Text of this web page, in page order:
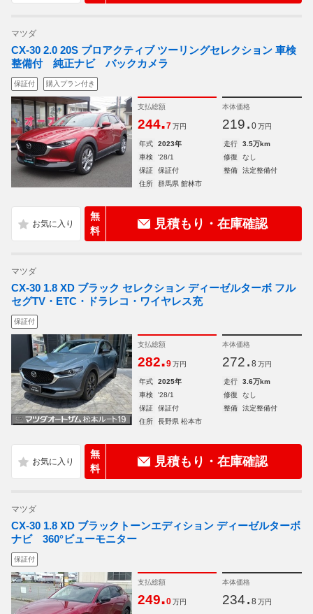
マツダ
CX-30 2.0 20S プロアクティブ ツーリングセレクション 車検
整備付 純正ナビ バックカメラ
保証付 購入プラン付き
支払総額
244.7 万円
本体価格
219. 0 万円
年式 2023年 走行
3.5万km
車検
'28/1 修復
なし
保証
保証付 整備
法定整備付
住所
群馬県 館林市
無
料
見積もり・在庫確認
マツダ
CX-30 1.8 XD ブラック セレクション ディーゼルターボ フル
セグTV・ETC・ドラレコ・ワイヤレス充
保証付
支払総額
282.9 万円
本体価格
272. 8 万円
年式 2025年 走行
3.6万km
車検
'28/1 修復
なし
保証
保証付 整備
法定整備付
住所
長野県 松本市
無
料
見積もり・在庫確認
マツダ
CX-30 1.8 XD ブラックトーンエディション ディーゼルターボ
ナビ 360°ビューモニター
保証付
支払総額
249.0 万円
本体価格
234. 8 万円